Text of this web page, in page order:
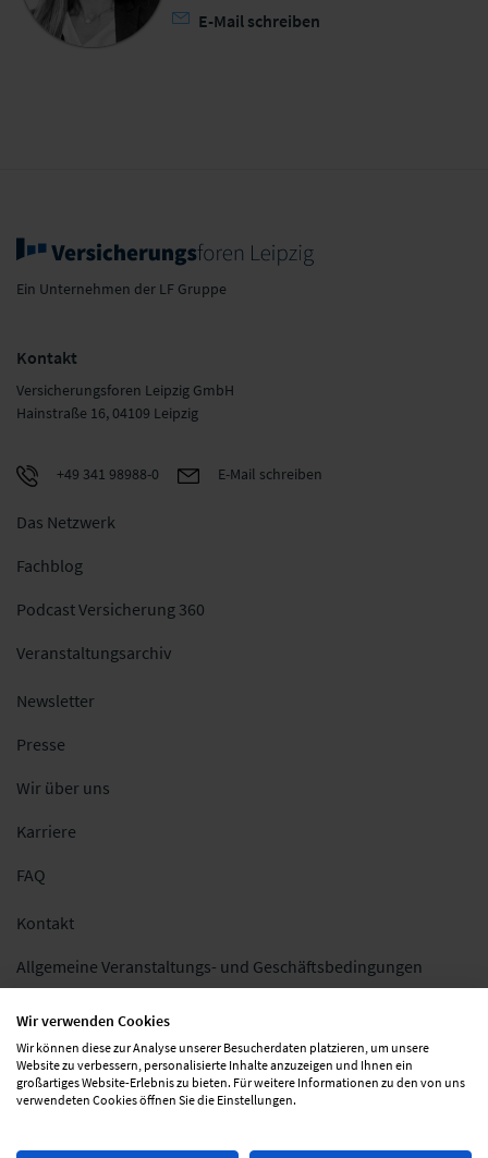
E-Mail schreiben
Ein Unternehmen der LF Gruppe
Kontakt
Versicherungsforen Leipzig GmbH
Hainstraße 16, 04109 Leipzig
+49 341 98988-0 E-Mail schreiben
Das Netzwerk
Fachblog
Podcast Versicherung 360
Veranstaltungsarchiv
Newsletter
Presse
Wir über uns
Karriere
FAQ
Kontakt
Allgemeine Veranstaltungs- und Geschäftsbedingungen
Datenschutz
Folgen Sie uns
Wir verwenden Cookies
Wir können diese zur Analyse unserer Besucherdaten platzieren, um unsere
Website zu verbessern, personalisierte Inhalte anzuzeigen und Ihnen ein
großartiges Website-Erlebnis zu bieten. Für weitere Informationen zu den von uns
verwendeten Cookies öffnen Sie die Einstellungen.